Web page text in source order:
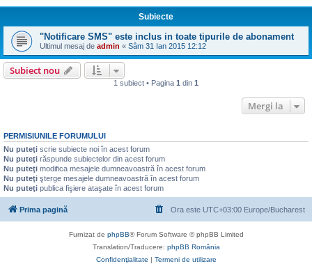
Subiecte
"Notificare SMS" este inclus in toate tipurile de abonament
Ultimul mesaj de admin « Sâm 31 Ian 2015 12:12
Subiect nou
1 subiect • Pagina 1 din 1
Mergi la
PERMISIUNILE FORUMULUI
Nu puteţi scrie subiecte noi în acest forum
Nu puteţi răspunde subiectelor din acest forum
Nu puteţi modifica mesajele dumneavoastră în acest forum
Nu puteţi şterge mesajele dumneavoastră în acest forum
Nu puteţi publica fişiere ataşate în acest forum
Prima pagină Ora este UTC+03:00 Europe/Bucharest
Furnizat de phpBB® Forum Software © phpBB Limited
Translation/Traducere: phpBB România
Confidenţialitate | Termeni de utilizare